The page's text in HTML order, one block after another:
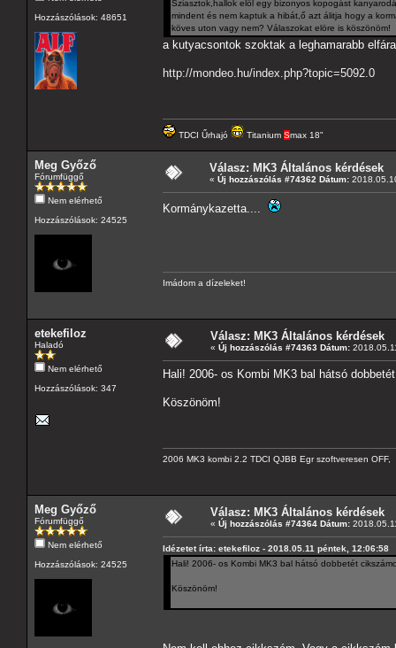
Hozzászólások: 48651
Sziasztok,hallok elöl egy bizonyos kopogást
mindent és nem kaptuk a hibát,ő azt álitja hogy a
köves uton vagy nem? Válaszokat elöre is köszönöm!
a kutyacsontok szoktak a leghamarabb
http://mondeo.hu/index.php?topic=5092.0
TDCI Űrhajó Titanium Smax 18"
Meg Győző
Fórumfüggő
Nem elérhető
Hozzászólások: 24525
Válasz: MK3 Általános kérdések
« Új hozzászólás #74362 Dátum:
Kormánykazetta....
Imádom a dízeleket!
etekefiloz
Haladó
Nem elérhető
Hozzászólások: 347
Válasz: MK3 Általános kérdések
« Új hozzászólás #74363 Dátum:
Hali! 2006- os Kombi MK3 bal hátsó
Köszönöm!
2006 MK3 kombi 2.2 TDCI QJBB Egr szoftveresen OFF,
Meg Győző
Fórumfüggő
Nem elérhető
Hozzászólások: 24525
Válasz: MK3 Általános kérdések
« Új hozzászólás #74364 Dátum:
Idézetet írta: etekefiloz - 2018.05.11 péntek, 12:06:58
Hali! 2006- os Kombi MK3 bal hátsó dobbetét
Köszönöm!